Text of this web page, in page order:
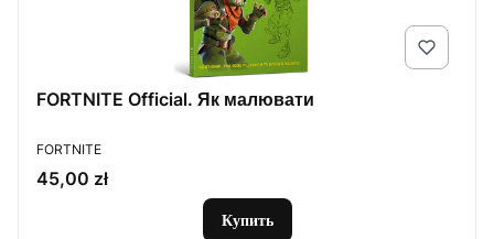
FORTNITE Official. Як малювати
ПРОИЗВОДИТЕЛЬ
FORTNITE
Цена
45,00 zł
Купить